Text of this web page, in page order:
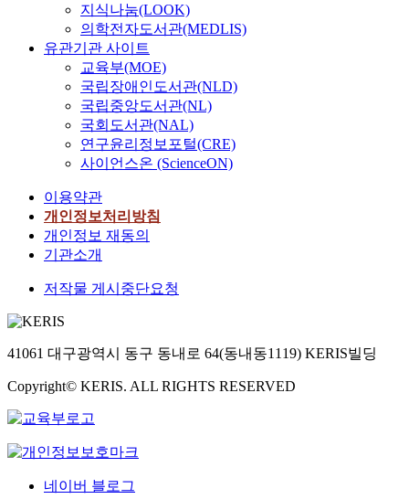
지식나눔(LOOK)
의학전자도서관(MEDLIS)
유관기관 사이트
교육부(MOE)
국립장애인도서관(NLD)
국립중앙도서관(NL)
국회도서관(NAL)
연구윤리정보포털(CRE)
사이언스온 (ScienceON)
이용약관
개인정보처리방침
개인정보 재동의
기관소개
저작물 게시중단요청
41061 대구광역시 동구 동내로 64(동내동1119) KERIS빌딩
Copyright© KERIS. ALL RIGHTS RESERVED
네이버 블로그